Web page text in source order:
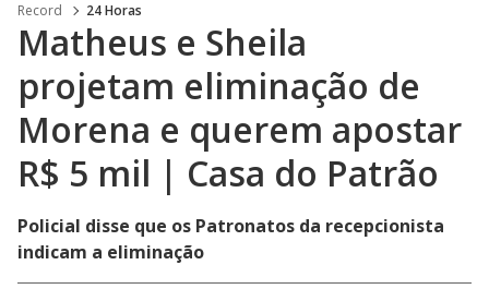
Record 24 Horas
Matheus e Sheila
projetam eliminação de
Morena e querem apostar
R$ 5 mil | Casa do Patrão
Policial disse que os Patronatos da recepcionista
indicam a eliminação